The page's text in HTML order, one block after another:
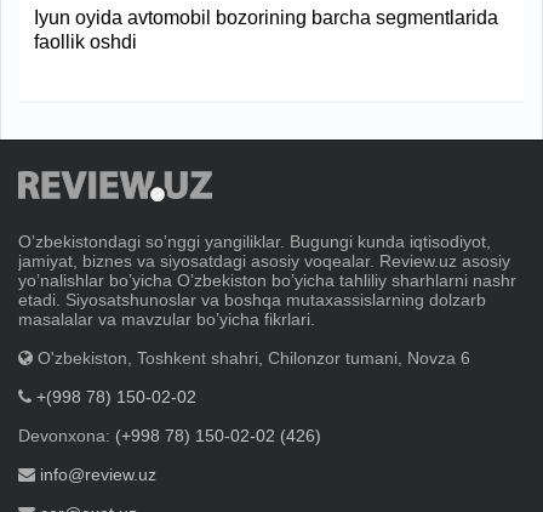
Iyun oyida avtomobil bozorining barcha segmentlarida
faollik oshdi
Oʼzbekistondagi soʼnggi yangiliklar. Bugungi kunda iqtisodiyot,
jamiyat, biznes va siyosatdagi asosiy voqealar. Review.uz asosiy
yoʼnalishlar boʼyicha Oʼzbekiston boʼyicha tahliliy sharhlarni nashr
etadi. Siyosatshunoslar va boshqa mutaxassislarning dolzarb
masalalar va mavzular boʼyicha fikrlari.
O'zbekiston, Toshkent shahri, Chilonzor tumani, Novza 6
+(998 78) 150-02-02
Devonxona: (+998 78) 150-02-02 (426)
info@review.uz